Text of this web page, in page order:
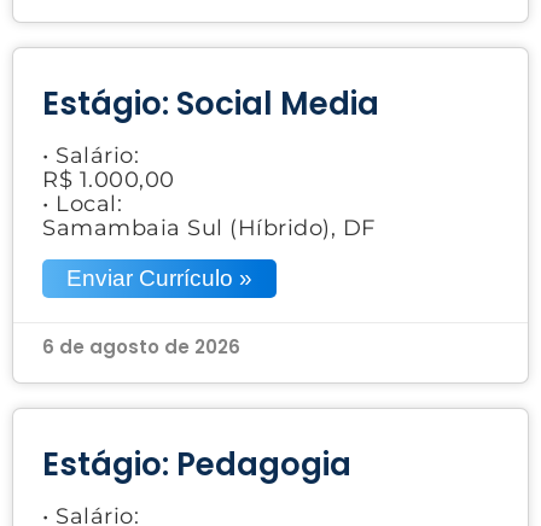
Estágio: Social Media
• Salário:
R$ 1.000,00
• Local:
Samambaia Sul (Híbrido), DF
Enviar Currículo »
6 de agosto de 2026
Estágio: Pedagogia
• Salário: